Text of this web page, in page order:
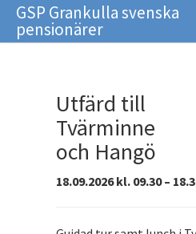
GSP Grankulla svenska
pensionärer
Utfärd till
Tvärminne
och Hangö
18.09.2026 kl. 09.30 –